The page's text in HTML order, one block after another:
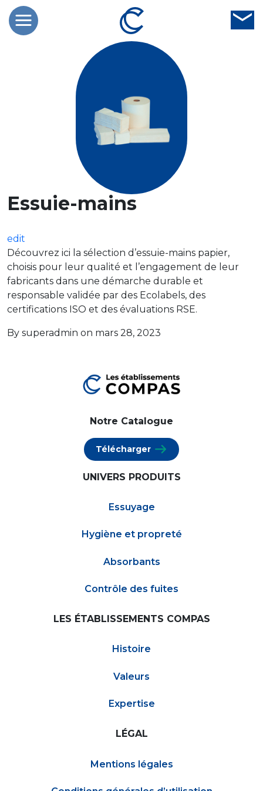
Essuie-mains
edit
Découvrez ici la sélection d’essuie-mains papier,
choisis pour leur qualité et l’engagement de leur
fabricants dans une démarche durable et
responsable validée par des Ecolabels, des
certifications ISO et des évaluations RSE.
By superadmin on mars 28, 2023
Notre Catalogue
Télécharger
UNIVERS PRODUITS
Essuyage
Hygiène et propreté
Absorbants
Contrôle des fuites
LES ÉTABLISSEMENTS COMPAS
Histoire
Valeurs
Expertise
LÉGAL
Mentions légales